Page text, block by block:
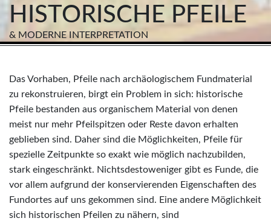
HISTORISCHE PFEILE
& MODERNE INTERPRETATION
Das Vorhaben, Pfeile nach archäologischem Fundmaterial
zu rekonstruieren, birgt ein Problem in sich: historische
Pfeile bestanden aus organischem Material von denen
meist nur mehr Pfeilspitzen oder Reste davon erhalten
geblieben sind. Daher sind die Möglichkeiten, Pfeile für
spezielle Zeitpunkte so exakt wie möglich nachzubilden,
stark eingeschränkt. Nichtsdestoweniger gibt es Funde, die
vor allem aufgrund der konservierenden Eigenschaften des
Fundortes auf uns gekommen sind. Eine andere Möglichkeit
sich historischen Pfeilen zu nähern, sind